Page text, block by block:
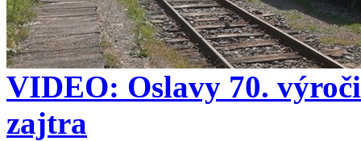
VIDEO: Oslavy 70.
zajtra